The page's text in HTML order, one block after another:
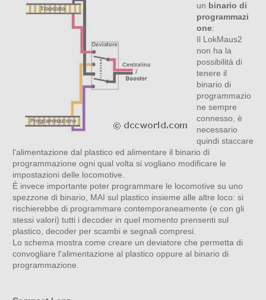
un binario di
programmazi
one:
Il LokMaus2
non ha la
possibilità di
tenere il
binario di
programmazio
ne sempre
connesso, è
necessario
quindi staccare
l'alimentazione dal plastico ed alimentare il binario di
programmazione ogni qual volta si vogliano modificare le
impostazioni delle locomotive.
È invece importante poter programmare le locomotive su uno
spezzone di binario, MAI sul plastico insieme alle altre loco: si
rischierebbe di programmare contemporaneamente (e con gli
stessi valori) tutti i decoder in quel momento prensenti sul
plastico, decoder per scambi e segnali compresi.
Lo schema mostra come creare un deviatore che permetta di
convogliare l'alimentazione al plastico oppure al binario di
programmazione.